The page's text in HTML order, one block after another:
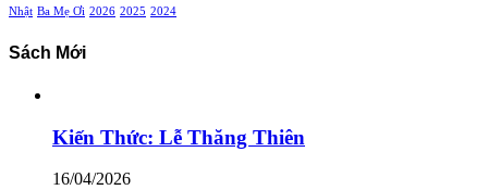
Nhật Ba Mẹ Ơi 2026 2025 2024
Sách Mới
Kiến Thức: Lễ Thăng Thiên
16/04/2026